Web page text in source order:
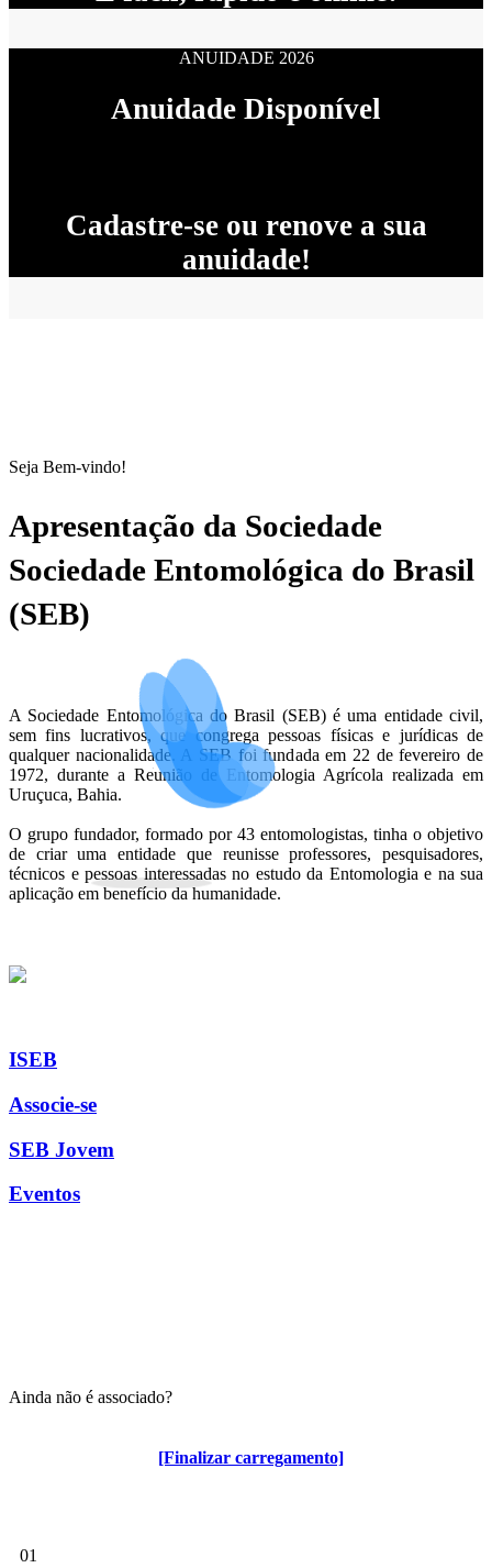
[Finalizar carregamento]
ANUIDADE 2026
Anuidade Disponível
Cadastre-se ou renove a sua
anuidade!
Seja Bem-vindo!
Apresentação da Sociedade
Sociedade Entomológica do Brasil
(SEB)
A Sociedade Entomológica do Brasil (SEB) é uma entidade civil,
sem fins lucrativos, que congrega pessoas físicas e jurídicas de
qualquer nacionalidade. A SEB foi fundada em 22 de fevereiro de
1972, durante a Reunião de Entomologia Agrícola realizada em
Uruçuca, Bahia.
O grupo fundador, formado por 43 entomologistas, tinha o objetivo
de criar uma entidade que reunisse professores, pesquisadores,
técnicos e pessoas interessadas no estudo da Entomologia e na sua
aplicação em benefício da humanidade.
ISEB
Associe-se
SEB Jovem
Eventos
Ainda não é associado?
Algumas vantagens para associados
01